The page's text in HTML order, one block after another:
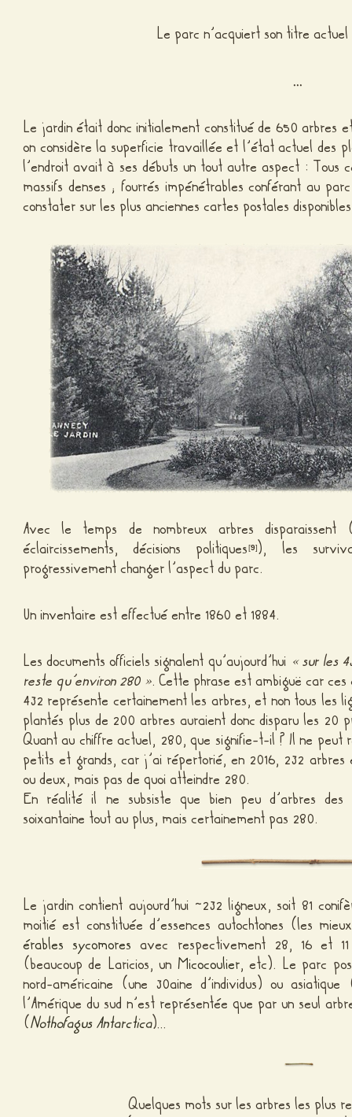
Le parc n’acquiert son titre
…
Le jardin était donc initialement constitué de 650 arbres
on considère la superficie travaillée et l’état actuel des
l’endroit avait à ses débuts un tout autre aspect : Tous
massifs denses ; fourrés impénétrables conférant au
constater sur les plus anciennes cartes postales
Avec le temps de nombreux arbres disparaissent
éclaircissements, décisions politiques[9]), les
progressivement changer l’aspect du parc.
Un inventaire est effectué entre 1860 et 1884.
Les documents officiels signalent qu’aujourd’hui « sur les
reste qu’environ 280 ». Cette phrase est ambiguë car
432 représente certainement les arbres, et non tous les
plantés plus de 200 arbres auraient donc disparu les 20
Quant au chiffre actuel, 280, que signifie-t-il ? Il ne peut
petits et grands, car j’ai répertorié, en 2016, 232
ou deux, mais pas de quoi atteindre 280.
En réalité il ne subsiste que bien peu d’arbres des
soixantaine tout au plus, mais certainement pas 280.
Le jardin contient aujourd’hui ~232 ligneux, soit 81
moitié est constituée d’essences autochtones (les
érables sycomores avec respectivement 28, 16 et
(beaucoup de Laricios, unMicocoulier, etc). Le parc
nord-américaine (une 30aine d’individus) ou
l’Amérique du sud n’est représentée que par un seul
(Nothofagus Antarctica)…
Quelques mots sur les arbres les plus